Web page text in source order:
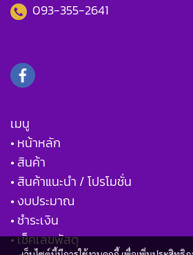
093-355-2641
เมนู
• หน้าหลัก
• สินค้า
• สินค้าแนะนำ / โปรโมชั่น
• งบประมาณ
• ชำระเงิน
• เช็คเลขพัสดุ